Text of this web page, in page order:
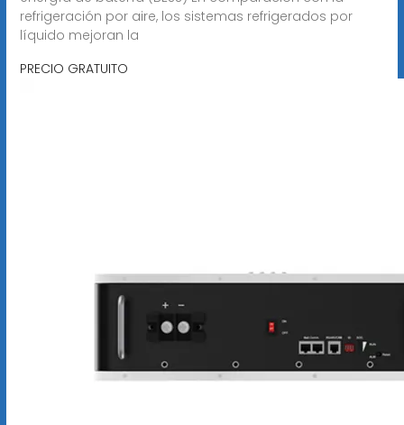
refrigeración por aire, los sistemas refrigerados por
líquido mejoran la
PRECIO GRATUITO